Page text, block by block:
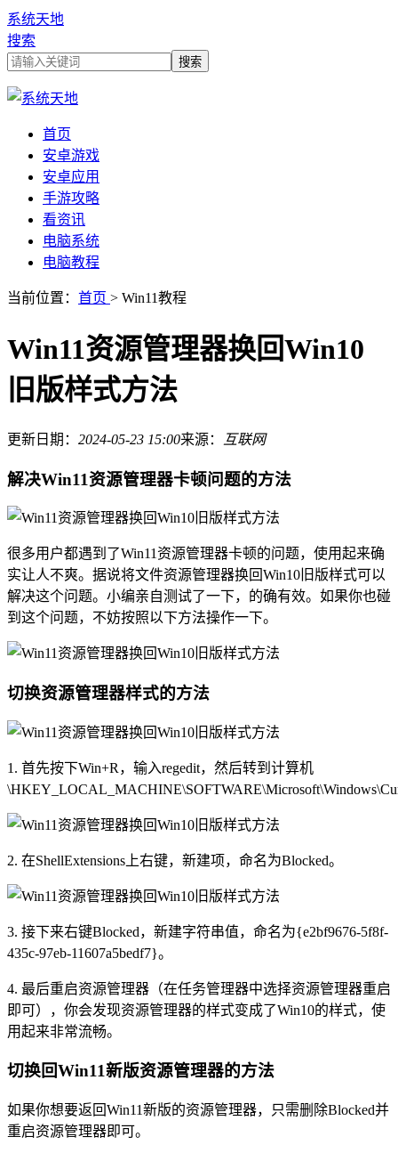
系统天地
搜索
首页
安卓游戏
安卓应用
手游攻略
看资讯
电脑系统
电脑教程
当前位置： 首页 > Win11教程
Win11资源管理器换回Win10
旧版样式方法
更新日期： 2024-05-23 15:00来源： 互联网
解决Win11资源管理器卡顿问题的方法
很多用户都遇到了Win11资源管理器卡顿的问题，使用起来确
实让人不爽。据说将文件资源管理器换回Win10旧版样式可以
解决这个问题。小编亲自测试了一下，的确有效。如果你也碰
到这个问题，不妨按照以下方法操作一下。
切换资源管理器样式的方法
1. 首先按下Win+R，输入regedit，然后转到计算机
2. 在ShellExtensions上右键，新建项，命名为Blocked。
3. 接下来右键Blocked，新建字符串值，命名为{e2bf9676-5f8f-
435c-97eb-11607a5bedf7}。
4. 最后重启资源管理器（在任务管理器中选择资源管理器重启
即可），你会发现资源管理器的样式变成了Win10的样式，使
用起来非常流畅。
切换回Win11新版资源管理器的方法
如果你想要返回Win11新版的资源管理器，只需删除Blocked并
重启资源管理器即可。